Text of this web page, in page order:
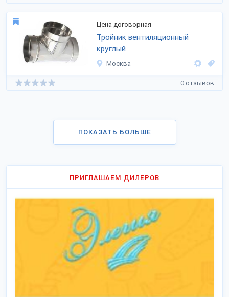
Цена договорная
Тройник вентиляционный
круглый
Москва
0 отзывов
ПОКАЗАТЬ БОЛЬШЕ
ПРИГЛАШАЕМ ДИЛЕРОВ